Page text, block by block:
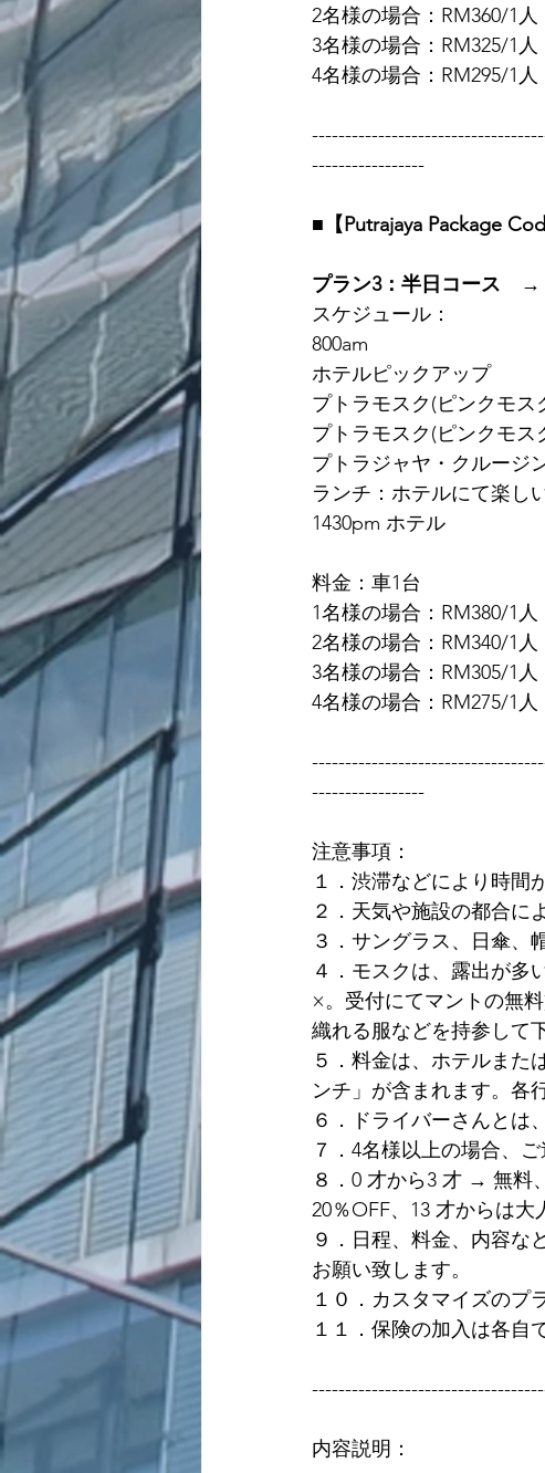
2名様の場合：RM360/1人
3名様の場合：RM325/1人
4名様の場合：RM295/1人
-----------------
■【Putrajaya Package
プラン3：半日コース　
スケジュール：
800am
ホテルピックアップ
プトラモスク(ピンクモス
プトラモスク(ピンクモ
プトラジャヤ・クルージ
ランチ：ホテルにて楽し
1430pm ホテル
料金：車1台
1名様の場合：RM380/1人
2名様の場合：RM340/1人
3名様の場合：RM305/1人
4名様の場合：RM275/1人
-----------------
注意事項：
１．渋滞などにより時間
２．天気や施設の都合に
３．サングラス、日傘、
４．モスクは、露出が多
×。受付にてマントの無
織れる服などを持参して
５．料金は、ホテルまた
ンチ」が含まれます。各
６．ドライバーさんとは
７．4名様以上の場合、ご
８．0 才から3 才 → 無料
20％OFF、13 才からは大
９．日程、料金、内容な
お願い致します。
１０．カスタマイズのプ
１１．保険の加入は各自
内容説明：